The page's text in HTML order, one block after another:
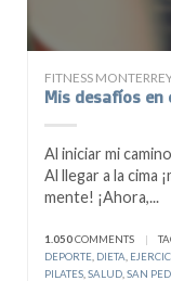
FITNESS
Mis desafíos en
Al iniciar mi
Al llegar a la cima
mente! ¡Ahora,...
1.050COMMENTS |
DEPORTE DIETA
PILATES SALUD SAN